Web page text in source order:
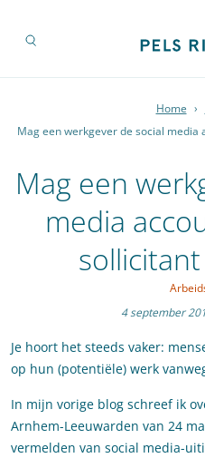
Home ›
Mag een werkgever de social media
Mag een
media
4 september
Je hoort het steeds vaker:
op hun (potentiële) werk
In mijn vorige blog schreef ik
Arnhem-Leeuwarden van 24
vermelden van social media-